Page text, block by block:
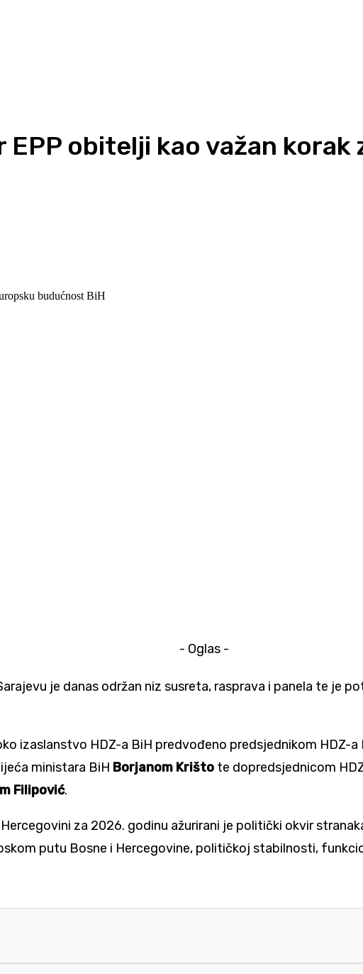
obitelji kao važan
- Oglas -
je danas održan niz susreta, rasprava i panela te je
izaslanstvo HDZ-a BiH predvođeno predsjednikom HDZ-a
ministara BiH Borjanom Krišto te dopredsjednicom
Filipović.
za 2026. godinu ažurirani je politički okvir
putu Bosne i Hercegovine, političkoj stabilnosti,